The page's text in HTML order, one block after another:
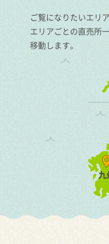
ご覧になりたいエリ
エリアごとの直売所
移動します。
九